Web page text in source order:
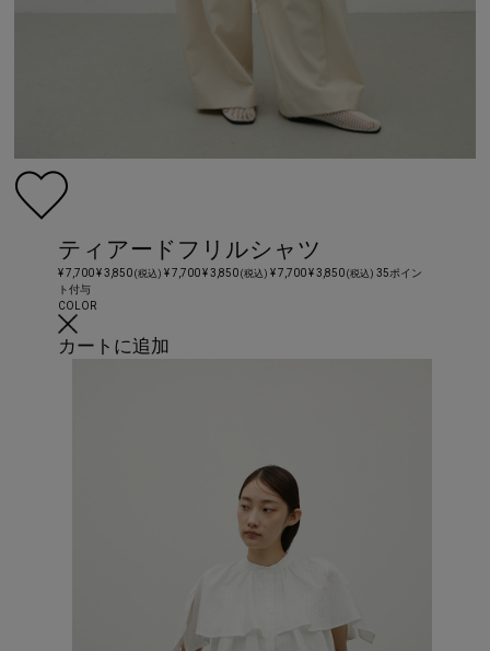
ティアードフリルシャツ
¥ 7,700¥ 3,850(税込) ¥ 7,700¥ 3,850(税込) ¥ 7,700¥ 3,850 (税込) 35ポイン
ト付与
COLOR
カートに追加